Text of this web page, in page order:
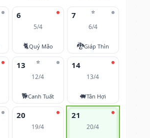
6
5/4
🐈Quý Mão
⭐
7
6/4
🐉Giáp Thìn
⭐
13
12/4
🐕Canh Tuất
14
13/4
🐖Tân Hợi
20
19/4
21
20/4